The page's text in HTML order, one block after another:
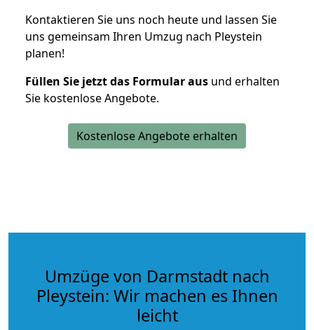
Kontaktieren Sie uns noch heute und lassen Sie
uns gemeinsam Ihren Umzug nach Pleystein
planen!
Füllen Sie jetzt das Formular aus und erhalten
Sie kostenlose Angebote.
Kostenlose Angebote erhalten
Umzüge von Darmstadt nach
Pleystein: Wir machen es Ihnen
leicht